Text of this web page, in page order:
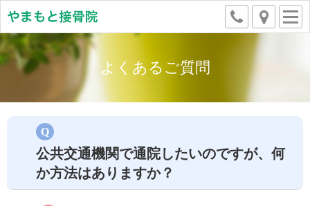
よくあるご質問
公共交通機関で通院したいのですが、何
か方法はありますか？